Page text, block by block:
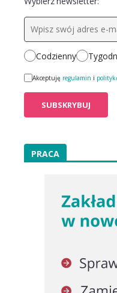
Codzienny
Akceptuję regulamin i
PRACA